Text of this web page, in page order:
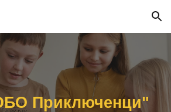
Skip to navigation
Приключенци"